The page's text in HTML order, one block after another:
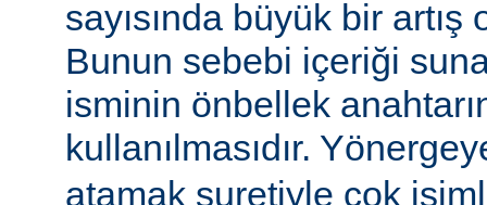
sayısında büyük bir
Bunun sebebi içeriği
isminin önbellek
kullanılmasıdır.
atamak suretiyle çok